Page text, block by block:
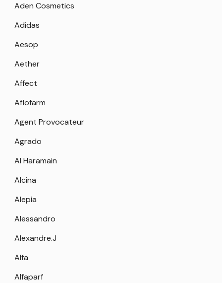
Aden Cosmetics
Adidas
Aesop
Aether
Affect
Aflofarm
Agent Provocateur
Agrado
Al Haramain
Alcina
Alepia
Alessandro
Alexandre.J
Alfa
Alfaparf